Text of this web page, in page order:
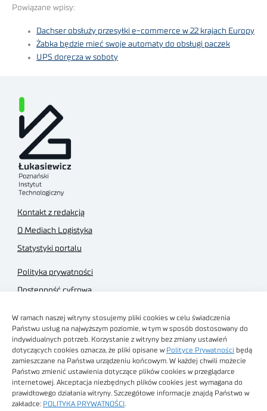
W ramach naszej witryny stosujemy pliki cookies w celu świadczenia
Państwu usług na najwyższym poziomie, w tym w sposób dostosowany do
indywidualnych potrzeb. Korzystanie z witryny bez zmiany ustawień
dotyczących cookies oznacza, że pliki opisane w Polityce Prywatności będą
zamieszczane na Państwa urządzeniu końcowym. W każdej chwili możecie
Państwo zmienić ustawienia dotyczące plików cookies w przeglądarce
internetowej. Akceptacja niezbędnych plików cookies jest wymagana do
prawidłowego działania witryny. Szczegółowe informacje znajdą Państwo w
zakładce: POLITYKA PRYWATNOŚCI
Powiązane wpisy:
Dachser obsłuży przesyłki e-commerce w 22 krajach Europy
Żabka będzie mieć swoje automaty do obsługi paczek
UPS doręcza w soboty
Kontakt z redakcją
O Mediach Logistyka
Statystyki portalu
Polityka prywatności
Dostępność cyfrowa
Regulamin sklepu
Obrazy stockowe
autorstwa